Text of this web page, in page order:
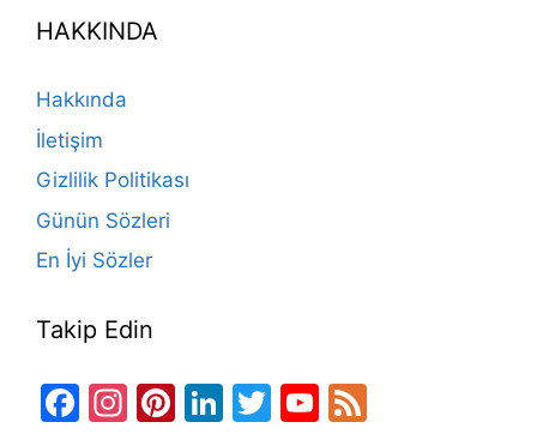
b
o
o
k
a
HAKKINDA
Hakkında
İletişim
Gizlilik Politikası
Günün Sözleri
En İyi Sözler
Takip Edin
Facebook
Instagram
Pinterest
LinkedIn
TwitterYouTube